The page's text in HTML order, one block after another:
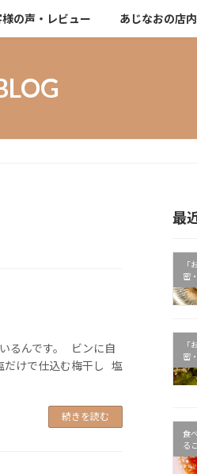
様の声・レビュー あじなおの店内
るんです。 ビンに自
だけで仕込む梅干し 塩
続きを読む
最
「
密
「
密
食
る